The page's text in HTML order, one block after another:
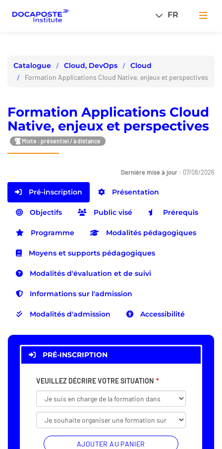
FR
Catalogue Cloud, DevOps Cloud
Formation Applications Cloud Native, enjeux et perspectives
Formation Applications Cloud
Native, enjeux et perspectives
Mixte : présentiel / à distance
Dernière mise à jour : 07/08/2026
Pré-inscription Présentation
Objectifs Public visé Prérequis
Programme Modalités pédagogiques
Moyens et supports pédagogiques
Modalités d'évaluation et de suivi
Informations sur l'admission
Modalités d'admission Accessibilité
PRÉ-INSCRIPTION
VEUILLEZ DÉCRIRE VOTRE SITUATION
AJOUTER AU PANIER